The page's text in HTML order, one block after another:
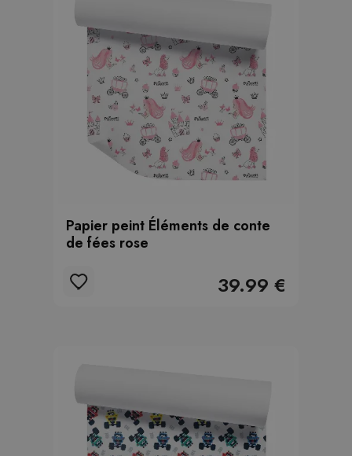
Papier peint Éléments de conte
de fées rose
39.99 €